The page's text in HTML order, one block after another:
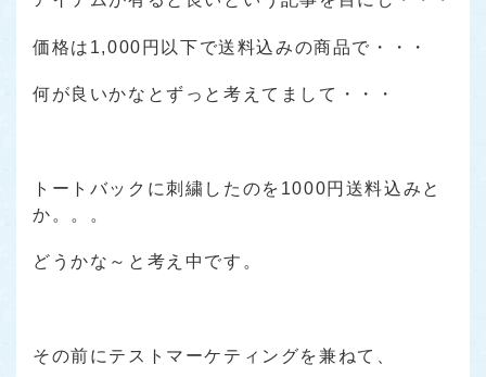
価格は1,000円以下で送料込みの商品で・・・
何が良いかなとずっと考えてまして・・・
トートバックに刺繍したのを1000円送料込みと
か。。。
どうかな～と考え中です。
その前にテストマーケティングを兼ねて、